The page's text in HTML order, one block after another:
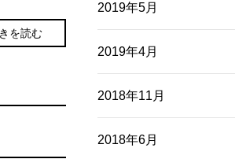
を読む
2019年5月
2019年4月
2018年11月
2018年6月